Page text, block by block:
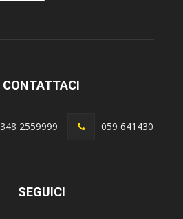
CONTATTACI
348 2559999 059 641430
SEGUICI